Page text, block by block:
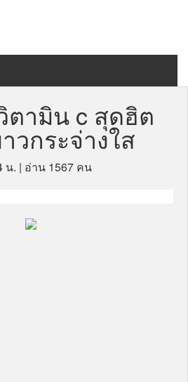
ตามิน c สุดฮิต
วกระจ่างใส
น. | อ่าน 1567 คน